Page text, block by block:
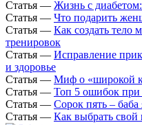
Статья — Жизнь с
Статья — Что подарить
Статья — Как создать тело
тренировок
Статья — Исправление
и здоровье
Статья — Миф о «широкой
Статья — Топ 5 ошибок при
Статья — Сорок пять – баба
Статья — Как выбрать свой